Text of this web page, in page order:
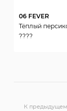
06 FEVER
Тёплый
????
К